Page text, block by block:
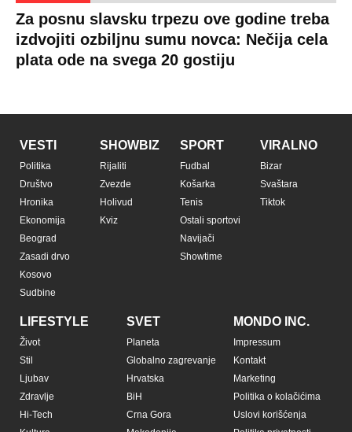
Za posnu slavsku trpezu ove godine treba
izdvojiti ozbiljnu sumu novca: Nečija cela
plata ode na svega 20 gostiju
VESTI
Politika
Društvo
Hronika
Ekonomija
Beograd
Zasadi drvo
Kosovo
Sudbine
SHOWBIZ
Rijaliti
Zvezde
Holivud
Kviz
SPORT
Fudbal
Košarka
Tenis
Ostali sportovi
Navijači
Showtime
VIRALNO
Bizar
Svaštara
Tiktok
LIFESTYLE
Život
Stil
Ljubav
Zdravlje
Hi-Tech
SVET
Planeta
Globalno zagrevanje
Hrvatska
BiH
Crna Gora
MONDO INC.
Impressum
Kontakt
Marketing
Politika o kolačićima
Uslovi korišćenja